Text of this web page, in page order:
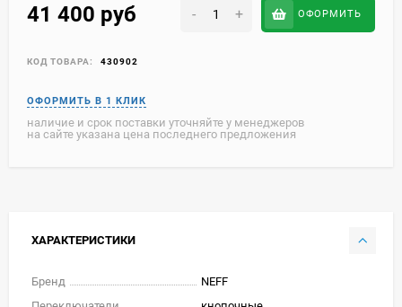
41 400 руб - + ОФОРМИТЬ
КОД ТОВАРА: 430902
наличие и срок поставки уточняйте у менеджеров
на сайте указана цена последнего предложения
ХАРАКТЕРИСТИКИ
Бренд
NEFF